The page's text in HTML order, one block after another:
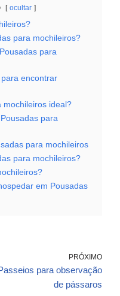
ocultar
para mochileiros?
para
encontrar
mochileiros ideal?
para
para mochileiros
para mochileiros?
em Pousadas
PRÓXIMO
para observação
de pássaros